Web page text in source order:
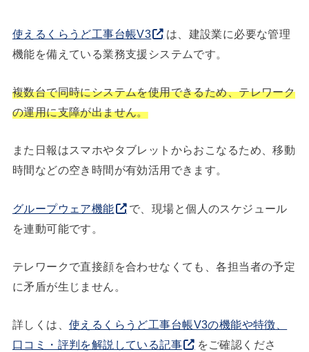
使えるくらうど工事台帳V3
は、建設業に必要な管理
機能を備えている業務支援システムです。
複数台で同時にシステムを使用できるため、テレワーク
の運用に支障が出ません。
また日報はスマホやタブレットからおこなるため、移動
時間などの空き時間が有効活用できます。
グループウェア機能
で、現場と個人のスケジュール
を連動可能です。
テレワークで直接顔を合わせなくても、各担当者の予定
に矛盾が生じません。
詳しくは、 使えるくらうど工事台帳V3の機能や特徴、
口コミ・評判を解説している記事
をご確認くださ